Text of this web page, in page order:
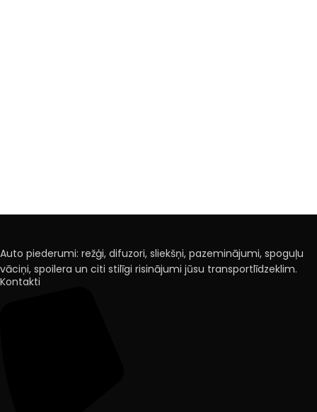
Auto piederumi: režģi, difuzori, sliekšņi, pazeminājumi, spoguļu
vāciņi, spoilera un citi stilīgi risinājumi jūsu transportlīdzeklim.
Kontakti